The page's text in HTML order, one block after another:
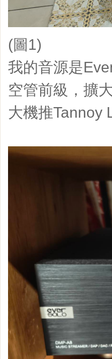
(圖1)
我的音源是
空管前級，擴
大機推Tannoy